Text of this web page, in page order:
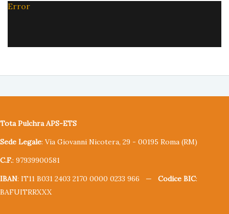
Error
Tota Pulchra APS-ETS
Sede Legale: Via Giovanni Nicotera, 29 - 00195 Roma (RM)
C.F.: 97939900581
IBAN: IT11 B031 2403 2170 0000 0233 966 — Codice BIC:
BAFUITRRXXX